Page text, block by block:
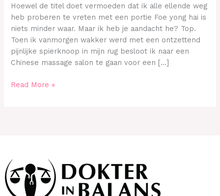
Hoewel de titel doet vermoeden dat ik alle ellende weg
heb proberen te vreten met een portie Foe yong hai is
niets minder waar. Maar ik heb je aandacht he? Top.
Toen ik vanmorgen wakker werd met een ontzettend
pijnlijke spierknoop in mijn rug besloot ik naar een
Chinese massage salon te gaan voor een […]
Read More »